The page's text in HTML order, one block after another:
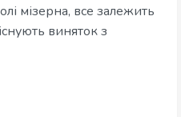
мізерна, все залежить
виняток з